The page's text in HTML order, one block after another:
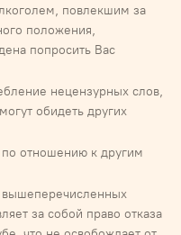
повлекшим за
положения,
попросить Вас
нецензурных слов,
обидеть других
по отношению к другим
вышеперечисленных
за собой право отказа